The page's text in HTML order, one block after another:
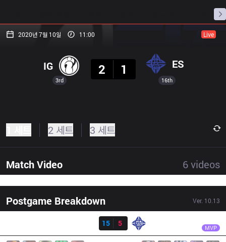
프로빌
2020년 7월 10일 11:00 Live
3rd
IG
2
1 ES
16th
2 세트 3 세트
Match Video 6videos
Postgame Breakdown Ver. 10.13
15
5 MVP